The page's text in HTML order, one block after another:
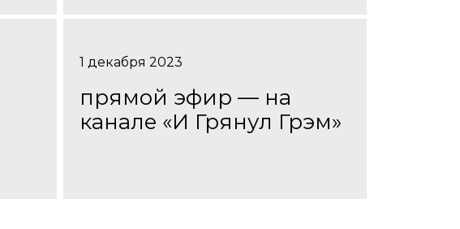
1 декабря 2023
прямой эфир — на
канале «И Грянул Грэм»